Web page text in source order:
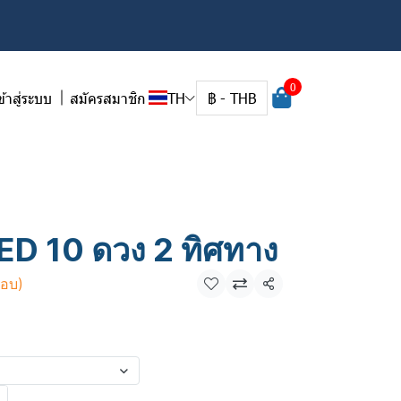
าสู่ระบบ สมัครสมาชิก TH ฿ - THB
0
10 ดวง 2 ทิศทาง
บ) แชร์